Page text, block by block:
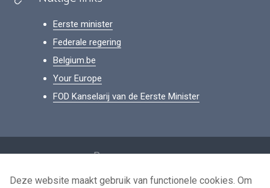
Eerste minister
Federale regering
Belgium.be
Your Europe
FOD Kanselarij van de Eerste Minister
Persoonsgegevens
Voorwaarden voor het hergebruik
Deze website maakt gebruik van functionele cookies. Om